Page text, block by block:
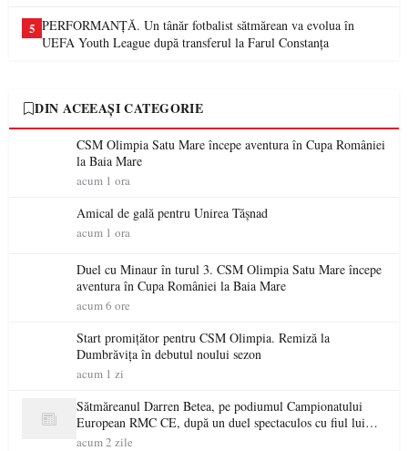
5 PERFORMANȚĂ. Un tânăr fotbalist sătmărean va evolua în
UEFA Youth League după transferul la Farul Constanța
DIN ACEEAȘI CATEGORIE
CSM Olimpia Satu Mare începe aventura în Cupa României
la Baia Mare
acum 1 ora
Amical de gală pentru Unirea Tășnad
acum 1 ora
Duel cu Minaur în turul 3. CSM Olimpia Satu Mare începe
aventura în Cupa României la Baia Mare
acum 6 ore
Start promițător pentru CSM Olimpia. Remiză la
Dumbrăvița în debutul noului sezon
acum 1 zi
Sătmăreanul Darren Betea, pe podiumul Campionatului
European RMC CE, după un duel spectaculos cu fiul lui
Kimi Räikkönen
acum 2 zile